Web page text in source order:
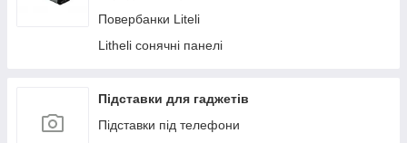
Flextail подушки
Повербанки Liteli
Litheli сонячні панелі
Підставки для гаджетів
Підставки під телефони